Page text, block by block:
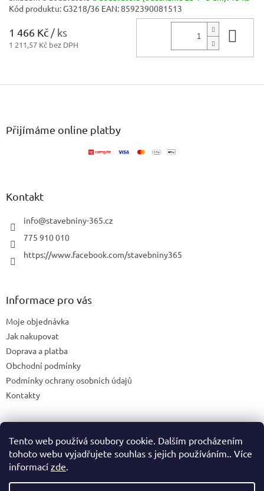
Tento web používá soubory cookie. Dalším procházením
tohoto webu vyjadřujete souhlas s jejich používáním.. Více
informací zde.
Kód produktu:G3218/36 EAN:8592390081513
1 466 Kč / ks
1 211,57 Kč bez DPH
Z
Přijímáme online platby
Kontakt
info@stavebniny-365.cz
775 910 010
https://www.facebook.com/stavebniny365
Informace pro vás
Moje objednávka
Jak nakupovat
Doprava a platba
Obchodní podmínky
Podmínky ochrany osobních údajů
Kontakty
Blog